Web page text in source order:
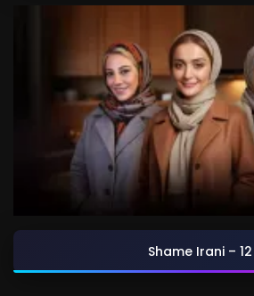
Shame Irani – 12